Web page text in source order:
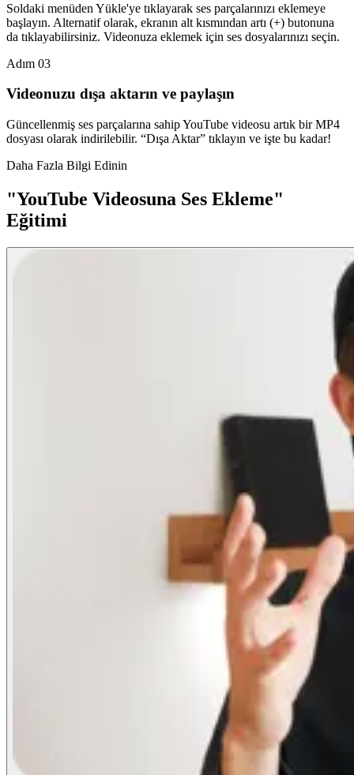
Soldaki menüden Yükle'ye tıklayarak ses parçalarınızı eklemeye
başlayın. Alternatif olarak, ekranın alt kısmından artı (+) butonuna
da tıklayabilirsiniz. Videonuza eklemek için ses dosyalarınızı seçin.
Adım 03
Videonuzu dışa aktarın ve paylaşın
Güncellenmiş ses parçalarına sahip YouTube videosu artık bir MP4
dosyası olarak indirilebilir. “Dışa Aktar” tıklayın ve işte bu kadar!
Daha Fazla Bilgi Edinin
"YouTube Videosuna Ses Ekleme"
Eğitimi